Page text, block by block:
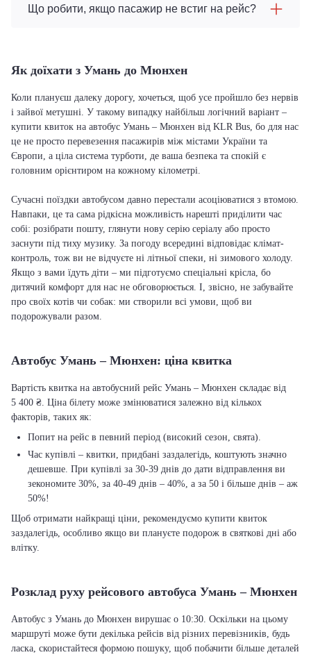
Що робити, якщо пасажир не встиг на рейс?
Як доїхати з Умань до Мюнхен
Коли плануєш далеку дорогу, хочеться, щоб усе пройшло без нервів
і зайвої метушні. У такому випадку найбільш логічний варіант –
купити квиток на автобус Умань – Мюнхен від KLR Bus, бо для нас
це не просто перевезення пасажирів між містами України та
Європи, а ціла система турботи, де ваша безпека та спокій є
головним орієнтиром на кожному кілометрі.
Сучасні поїздки автобусом давно перестали асоціюватися з втомою.
Навпаки, це та сама рідкісна можливість нарешті приділити час
собі: розібрати пошту, глянути нову серію серіалу або просто
заснути під тиху музику. За погоду всередині відповідає клімат-
контроль, тож ви не відчуєте ні літньої спеки, ні зимового холоду.
Якщо з вами їдуть діти – ми підготуємо спеціальні крісла, бо
дитячий комфорт для нас не обговорюється. І, звісно, не забувайте
про своїх котів чи собак: ми створили всі умови, щоб ви
подорожували разом.
Автобус Умань – Мюнхен: ціна квитка
Вартість квитка на автобусний рейс Умань – Мюнхен складає від
5 400 ₴. Ціна білету може змінюватися залежно від кількох
факторів, таких як:
Попит на рейс в певний період (високий сезон, свята).
Час купівлі – квитки, придбані заздалегідь, коштують значно
дешевше. При купівлі за 30-39 днів до дати відправлення ви
зекономите 30%, за 40-49 днів – 40%, а за 50 і більше днів – аж
50%!
Щоб отримати найкращі ціни, рекомендуємо купити квиток
заздалегідь, особливо якщо ви плануєте подорож в святкові дні або
влітку.
Розклад руху рейсового автобуса Умань – Мюнхен
Автобус з Умань до Мюнхен вирушає о 10:30. Оскільки на цьому
маршруті може бути декілька рейсів від різних перевізників, будь
ласка, скористайтеся формою пошуку, щоб побачити більше деталей